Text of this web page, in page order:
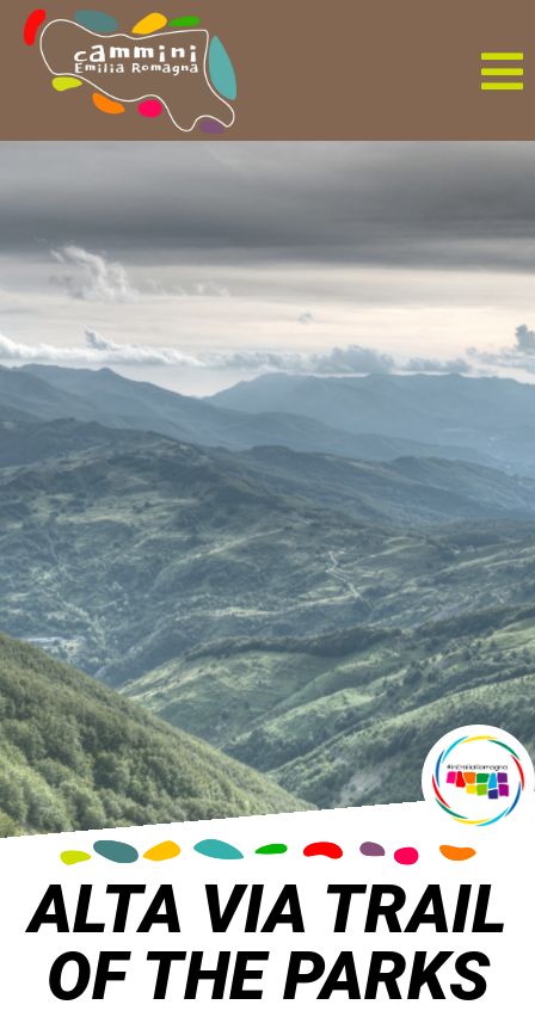
ALTA VIA TRAIL
OF THE PARKS